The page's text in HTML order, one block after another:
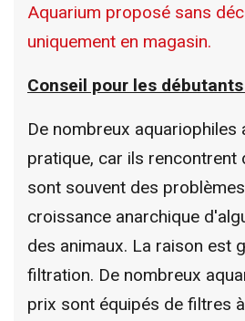
Aquarium proposé sans
uniquement en magasin.
Conseil pour les débutants
De nombreux aquariophiles
pratique, car ils rencontrent
sont souvent des
croissance anarchique
des animaux. La raison est
filtration. De nombreux
prix sont équipés de filtres